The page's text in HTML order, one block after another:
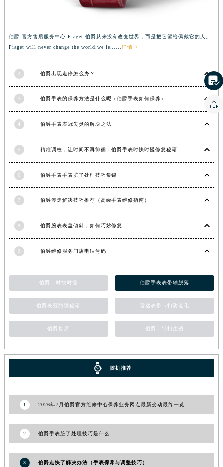
伯爵 官方售后服务中心 Piaget 伯爵从来没有改变世界，而是把它留给佩戴它的人。
Piaget will never change the world.we le...... 详情 >
2 伯爵出现走停怎么办？
3 伯爵手表的保养方法是什么呢（伯爵手表如何保养）
4 伯爵手表表冠失灵的解决之法
5 精准调校，让时间不再徘徊：伯爵手表时快时慢修复秘籍
6 伯爵手表手表脏了处理技巧集锦
7 伯爵停走解决技巧推荐（高级手表维修指南）
8 伯爵腕表表盘倾斜，如何巧妙修复
9 伯爵维修服务门店电话号码
伯爵，时快时慢 伯爵手表表带轴脱落
伯爵表冠防锈秘籍 雷达表带卡扣防老化
伯爵售后 伯爵，针扣生锈
随机推荐
1 2026年7月伯爵官方维修中心保养业务网点最新变动最终一览
2 伯爵手表脏了处理技巧是什么
3 伯爵走快了解决办法（手表保养与调整技巧）

